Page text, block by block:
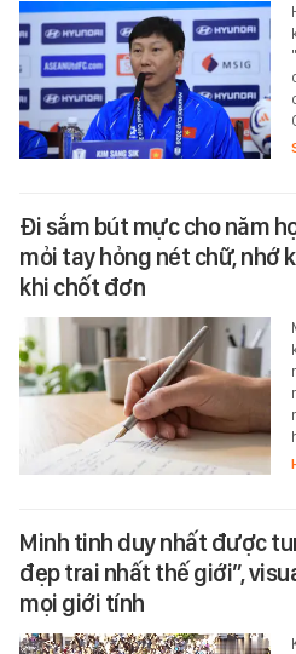
Đi sắm bút mực cho năm
mỏi tay hỏng nét chữ, nhớ
khi chốt đơn
Minh tinh duy nhất được
đẹp trai nhất thế giới”,
mọi giới tính